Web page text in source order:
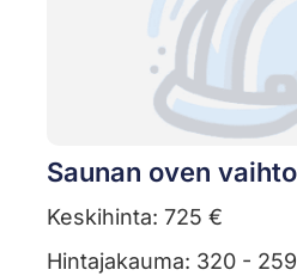
Saunan oven vaihto
Keskihinta: 725 €
Hintajakauma: 320 -